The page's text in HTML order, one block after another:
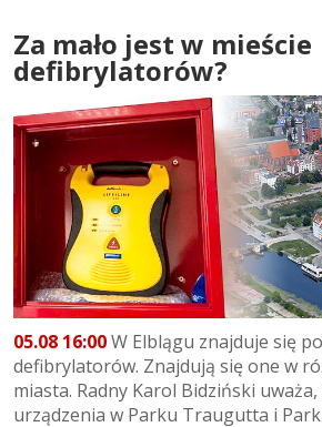
Za mało jest w mieście
defibrylatorów?
05.08 16:00W Elblągu znajduje się
defibrylatorów. Znajdują się one w
miasta. Radny Karol Bidziński
urządzenia w Parku Traugutta i